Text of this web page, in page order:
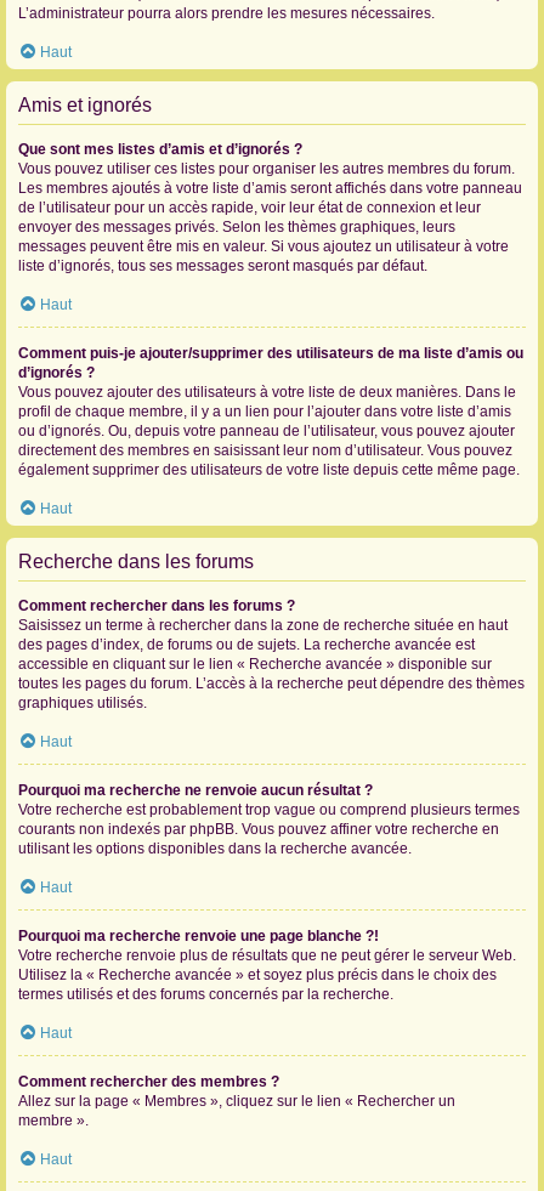
L’administrateur pourra alors prendre les mesures nécessaires.
Haut
Amis et ignorés
Que sont mes listes d’amis et d’ignorés ?
Vous pouvez utiliser ces listes pour organiser les autres membres du forum.
Les membres ajoutés à votre liste d’amis seront affichés dans votre panneau
de l’utilisateur pour un accès rapide, voir leur état de connexion et leur
envoyer des messages privés. Selon les thèmes graphiques, leurs
messages peuvent être mis en valeur. Si vous ajoutez un utilisateur à votre
liste d’ignorés, tous ses messages seront masqués par défaut.
Haut
Comment puis-je ajouter/supprimer des utilisateurs de ma liste d’amis ou
d’ignorés ?
Vous pouvez ajouter des utilisateurs à votre liste de deux manières. Dans le
profil de chaque membre, il y a un lien pour l’ajouter dans votre liste d’amis
ou d’ignorés. Ou, depuis votre panneau de l’utilisateur, vous pouvez ajouter
directement des membres en saisissant leur nom d’utilisateur. Vous pouvez
également supprimer des utilisateurs de votre liste depuis cette même page.
Haut
Recherche dans les forums
Comment rechercher dans les forums ?
Saisissez un terme à rechercher dans la zone de recherche située en haut
des pages d’index, de forums ou de sujets. La recherche avancée est
accessible en cliquant sur le lien « Recherche avancée » disponible sur
toutes les pages du forum. L’accès à la recherche peut dépendre des thèmes
graphiques utilisés.
Haut
Pourquoi ma recherche ne renvoie aucun résultat ?
Votre recherche est probablement trop vague ou comprend plusieurs termes
courants non indexés par phpBB. Vous pouvez affiner votre recherche en
utilisant les options disponibles dans la recherche avancée.
Haut
Pourquoi ma recherche renvoie une page blanche ?!
Votre recherche renvoie plus de résultats que ne peut gérer le serveur Web.
Utilisez la « Recherche avancée » et soyez plus précis dans le choix des
termes utilisés et des forums concernés par la recherche.
Haut
Comment rechercher des membres ?
Allez sur la page « Membres », cliquez sur le lien « Rechercher un
membre ».
Haut